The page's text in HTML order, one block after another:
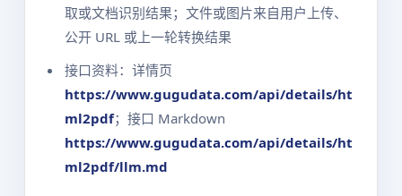
取或文档识别结果；文件或图片来自用户上传、
公开 URL 或上一轮转换结果
接口资料：详情页
https://www.gugudata.com/api/details/ht
ml2pdf；接口 Markdown
https://www.gugudata.com/api/details/ht
ml2pdf/llm.md